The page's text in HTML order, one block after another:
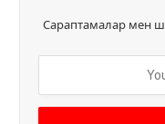
Сараптамалар мен